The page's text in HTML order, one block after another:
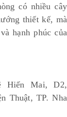
có nhiều cây
thiết kế, mà
hạnh phúc của
Hiến Mai, D2,
Thuật, TP. Nha